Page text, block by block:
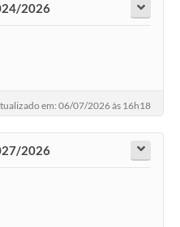
2026
em: 06/07/2026 às 16h18
2026